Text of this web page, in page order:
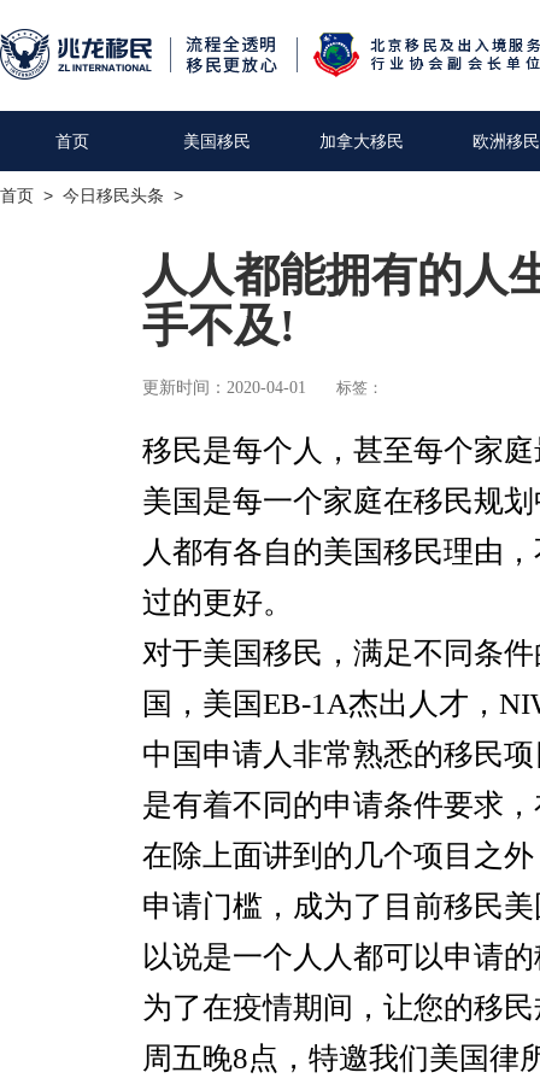
首页 美国移民 加拿大移民 欧洲移民
首页 > 今日移民头条 >
人人都能拥有的人
手不及!
更新时间：2020-04-01 标签：
移民是每个人，甚至每个家
美国是每一个家庭在移民规
人都有各自的美国移民理由
过的更好。
对于美国移民，满足不同条
国，美国EB-1A杰出人才，
中国申请人非常熟悉的移民
是有着不同的申请条件要求
在除上面讲到的几个项目之
申请门槛，成为了目前移民
以说是一个人人都可以申请
为了在疫情期间，让您的移
周五晚8点，特邀我们美国律